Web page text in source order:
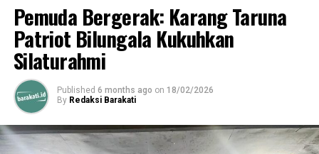
Gedung pertama diketahuimemiliki tiga ruang kelas
sementara gedung kedua mencakupruang Kepala
Sekolah, ruang Wakil Kepala Sekolah, serta ruang
Tata Usaha. Api yang berkobar hebat membuat
sebagian besar isi ruangan
Meski tidak menimbulkan korban jiwa maupun luka-
luka,kerugian material diperkirakan cukup
besar
akibat rusaknya fasilitas dan dokumen penting
Pemuda Bergerak: Karang Taruna
Patriot Bilungala Kukuhkan
Silaturahmi
Published 6 months ago on 18/02/2026
By Redaksi Barakati